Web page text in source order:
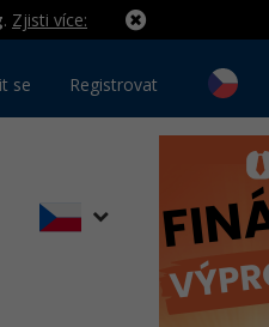
. Zjisti více:
se Registrovat